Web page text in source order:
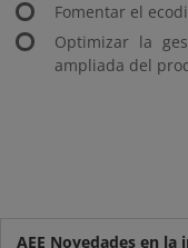
Fomentar el
Optimizar la
ampliada del
AEE Novedades en